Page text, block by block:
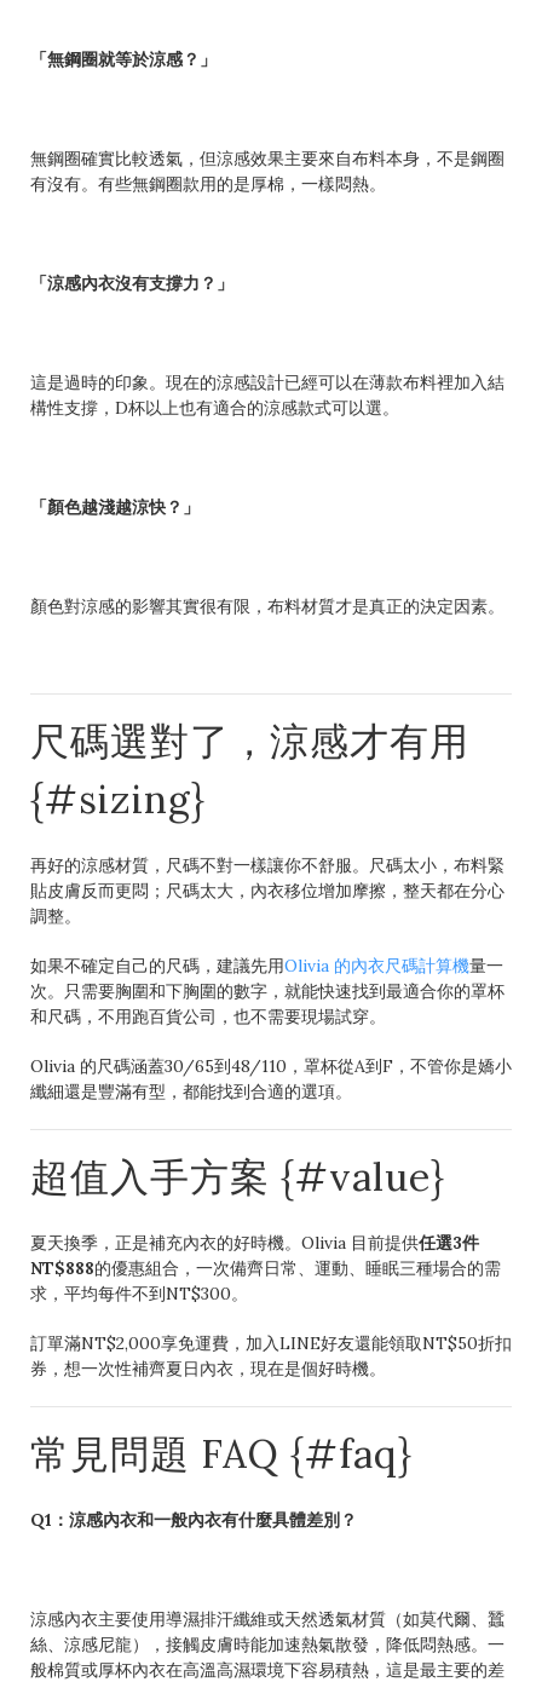
「無鋼圈就等於涼感？」
無鋼圈確實比較透氣，但涼感效果主要來自布料本身，不是鋼圈
有沒有。有些無鋼圈款用的是厚棉，一樣悶熱。
「涼感內衣沒有支撐力？」
這是過時的印象。現在的涼感設計已經可以在薄款布料裡加入結
構性支撐，D杯以上也有適合的涼感款式可以選。
「顏色越淺越涼快？」
顏色對涼感的影響其實很有限，布料材質才是真正的決定因素。
尺碼選對了，涼感才有用
{#sizing}
再好的涼感材質，尺碼不對一樣讓你不舒服。尺碼太小，布料緊
貼皮膚反而更悶；尺碼太大，內衣移位增加摩擦，整天都在分心
調整。
如果不確定自己的尺碼，建議先用Olivia 的內衣尺碼計算機量一
次。只需要胸圍和下胸圍的數字，就能快速找到最適合你的罩杯
和尺碼，不用跑百貨公司，也不需要現場試穿。
Olivia 的尺碼涵蓋30/65到48/110，罩杯從A到F，不管你是嬌小
纖細還是豐滿有型，都能找到合適的選項。
超值入手方案 {#value}
夏天換季，正是補充內衣的好時機。Olivia 目前提供任選3件
NT$888的優惠組合，一次備齊日常、運動、睡眠三種場合的需
求，平均每件不到NT$300。
訂單滿NT$2,000享免運費，加入LINE好友還能領取NT$50折扣
券，想一次性補齊夏日內衣，現在是個好時機。
常見問題 FAQ {#faq}
Q1：涼感內衣和一般內衣有什麼具體差別？
涼感內衣主要使用導濕排汗纖維或天然透氣材質（如莫代爾、蠶
絲、涼感尼龍），接觸皮膚時能加速熱氣散發，降低悶熱感。一
般棉質或厚杯內衣在高溫高濕環境下容易積熱，這是最主要的差